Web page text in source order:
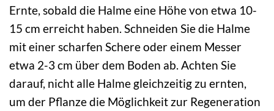
Ernte, sobald die Halme eine Höhe von etwa 10-
15 cm erreicht haben. Schneiden Sie die Halme
mit einer scharfen Schere oder einem Messer
etwa 2-3 cm über dem Boden ab. Achten Sie
darauf, nicht alle Halme gleichzeitig zu ernten,
um der Pflanze die Möglichkeit zur Regeneration